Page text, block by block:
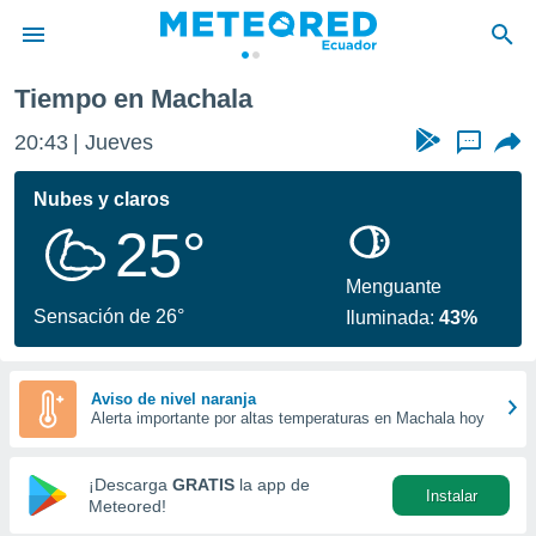
de
ha
calidad.
a este
las
y
forma
digital
basada
Tiempo en Machala
20:43 Jueves ...
Nubes y claros
25°
Sensación de 26°
Menguante
Iluminada:43%
Aviso de nivel naranja
Alerta importante por altas temperaturas en Machala hoy
¡Descarga GRATIS la app de
Meteored!
Instalar